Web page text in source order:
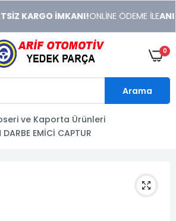
KARGO İMKANI!ONLİNE ÖDEME İLE
0
Arama
ve Kaporta Ürünleri
EMİCİ CAPTUR